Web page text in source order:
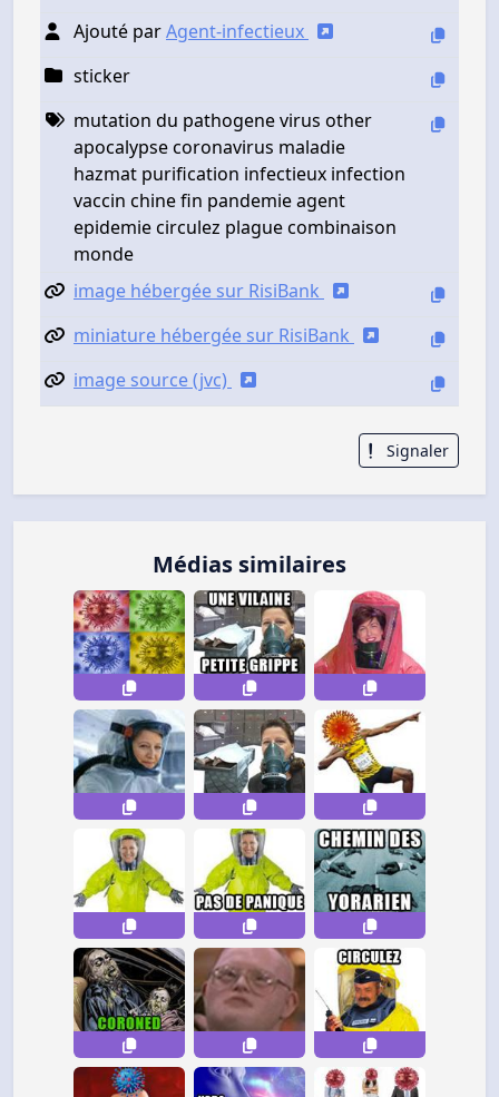
Ajouté parAgent-infectieux
sticker
mutation du pathogene virus other
apocalypse coronavirus maladie
hazmat purification infectieux infection
vaccin chine fin pandemie agent
epidemie circulez plague combinaison
monde
image hébergée sur RisiBank
miniature hébergée sur RisiBank
image source (jvc)
Signaler
Médias similaires